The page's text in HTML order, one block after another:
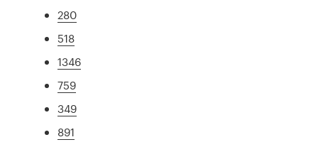
280
518
1346
759
349
891